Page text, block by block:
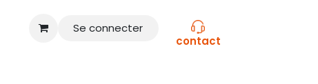
Se connecter
contact